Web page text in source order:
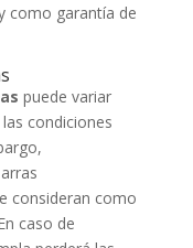
como garantía de
puede variar
condiciones
consideran como
caso de